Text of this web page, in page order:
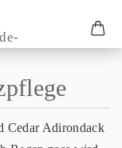
Cedar Adirondack